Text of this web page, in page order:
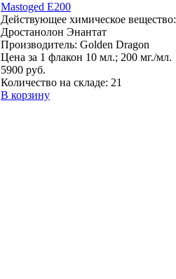
Mastoged E200
Действующее химическое вещество:
Дростанолон Энантат
Производитель: Golden Dragon
Цена за 1 флакон 10 мл.; 200 мг./мл.
5900 руб.
Количество на складе: 21
В корзину